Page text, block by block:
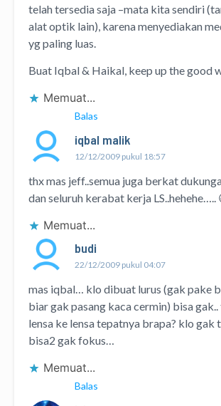
telah tersedia saja –mata kita sendiri
alat optik lain), karena menyediakan
yg paling luas.
Buat Iqbal & Haikal, keep up the good
Memuat...
Balas
iqbal malik
12/12/2009 pukul 18:57
thx mas jeff..semua juga berkat
dan seluruh kerabat kerja LS..hehehe…..
Memuat...
budi
22/12/2009 pukul 04:07
mas iqbal… klo dibuat lurus (gak pake
biar gak pasang kaca cermin) bisa
lensa ke lensa tepatnya brapa? klo gak
bisa2 gak fokus…
Memuat...
Balas